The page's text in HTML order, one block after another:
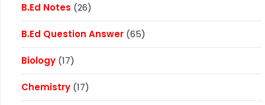
B.Ed Notes (26)
B.Ed Question Answer (65)
Biology (17)
Chemistry (17)